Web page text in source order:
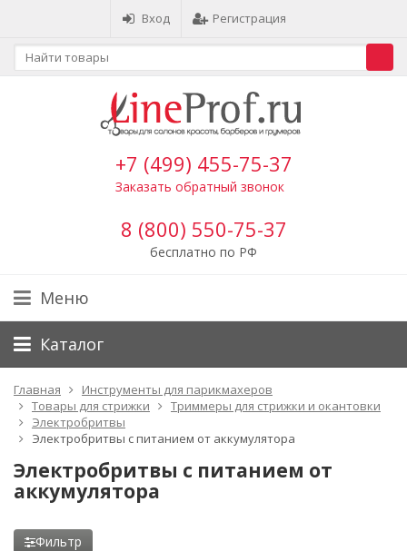
Вход Регистрация
+7 (499) 455-75-37
Заказать обратный звонок
8 (800) 550-75-37
бесплатно по РФ
Меню
Каталог
Главная
Инструменты для парикмахеров
Товары для стрижки
Триммеры для стрижки и окантовки
Электробритвы
Электробритвы с питанием от аккумулятора
Электробритвы с питанием от
аккумулятора
Фильтр